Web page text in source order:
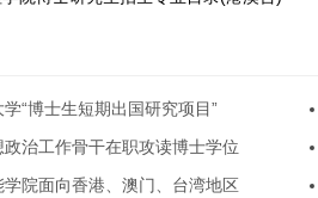
“博士生短期出国研究项目”
治工作骨干在职攻读博士学位
院面向香港、澳门、台湾地区